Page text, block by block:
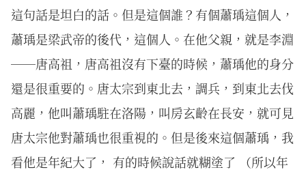
這句話是坦白的話。但是這個誰？有個蕭瑀這個人，
蕭瑀是梁武帝的後代，這個人。在他父親，就是李淵
──唐高祖，唐高祖沒有下臺的時候，蕭瑀他的身分
還是很重要的。唐太宗到東北去，調兵，到東北去伐
高麗，他叫蕭瑀駐在洛陽，叫房玄齡在長安，就可見
唐太宗他對蕭瑀也很重視的。但是後來這個蕭瑀，我
看他是年紀大了， 有的時候說話就糊塗了 （所以年